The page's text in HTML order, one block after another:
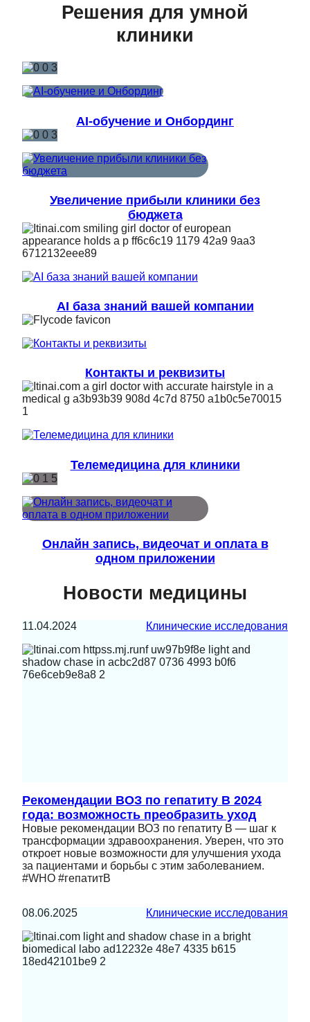
Решения для умной
клиники
AI-обучение и Онбординг
Увеличение прибыли клиники без
бюджета
AI база знаний вашей компании
Контакты и реквизиты
Телемедицина для клиники
Онлайн запись, видеочат и оплата в
одном приложении
Новости медицины
11.04.2024 Клинические исследования
Рекомендации ВОЗ по гепатиту B 2024
года: возможность преобразить уход
Новые рекомендации ВОЗ по гепатиту В — шаг к
трансформации здравоохранения. Уверен, что это
откроет новые возможности для улучшения ухода
за пациентами и борьбы с этим заболеванием.
#WHO #гепатитB
08.06.2025 Клинические исследования